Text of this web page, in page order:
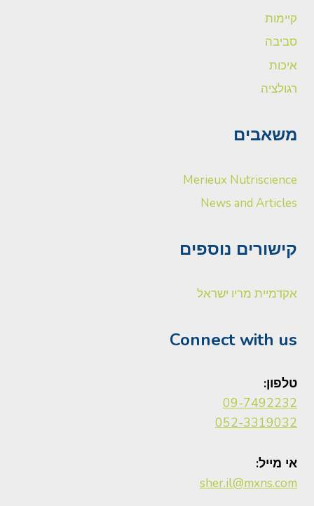
קיימות
סביבה
איכות
רגולציה
משאבים
Merieux Nutriscience
News and Articles
קישורים נוספים
אקדמיית מריו ישראל
Connect with us
טלפון:
09-7492232
052-3319032
אי מייל:
sher.il@mxns.com